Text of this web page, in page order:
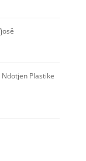
Plastike